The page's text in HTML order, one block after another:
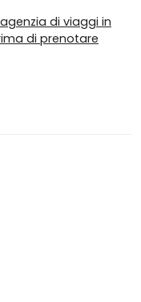
di viaggi in
di prenotare